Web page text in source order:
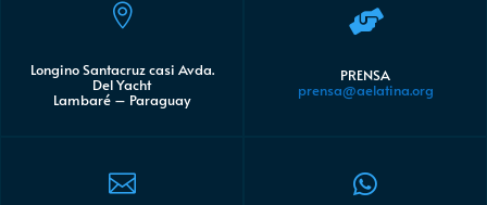

Longino Santacruz casi Avda.
Del Yacht
Lambaré – Paraguay


PRENSA
prensa@aelatina.org
